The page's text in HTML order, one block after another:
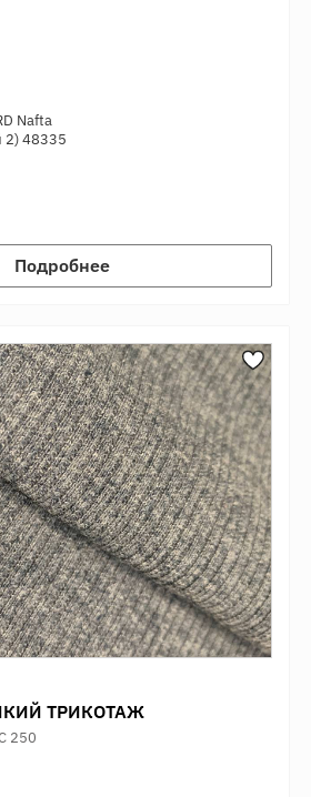
Nafta
2) 48335
Подробнее
ТРИКОТАЖ
250